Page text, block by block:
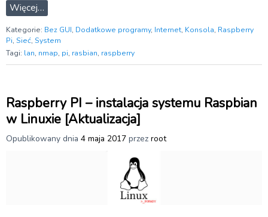
Więcej…
Kategorie: Bez GUI, Dodatkowe programy, Internet, Konsola, Raspberry
Pi, Sieć, System
Tagi: lan, nmap, pi, rasbian, raspberry
Raspberry PI – instalacja systemu Raspbian
w Linuxie [Aktualizacja]
Opublikowany dnia 4 maja 2017 przez root